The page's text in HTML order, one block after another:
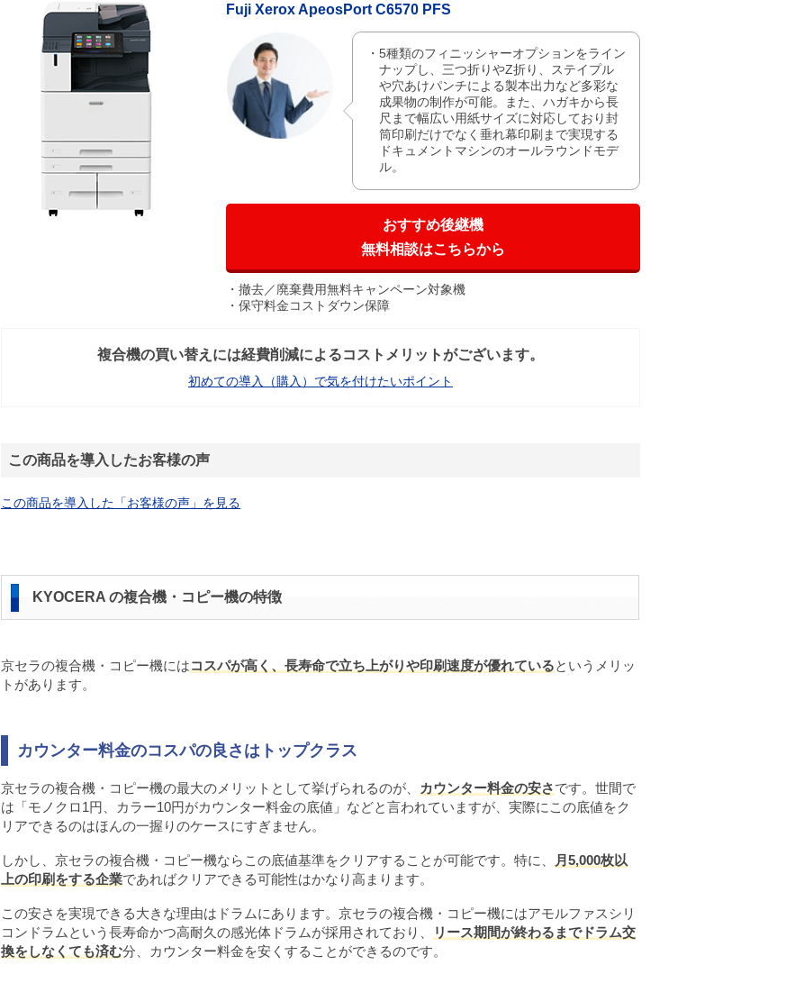
Fuji Xerox ApeosPort C6570 PFS
5種類のフィニッシャーオプションをライン
ナップし、三つ折りやZ折り、ステイプル
や穴あけパンチによる製本出力など多彩な
成果物の制作が可能。また、ハガキから長
尺まで幅広い用紙サイズに対応しており封
筒印刷だけでなく垂れ幕印刷まで実現する
ドキュメントマシンのオールラウンドモデ
ル。
おすすめ後継機
無料相談はこちらから
撤去／廃棄費用無料キャンペーン対象機
保守料金コストダウン保障
複合機の買い替えには経費削減によるコストメリットがございます。
初めての導入（購入）で気を付けたいポイント
この商品を導入したお客様の声
この商品を導入した「お客様の声」を見る
KYOCERA の複合機・コピー機の特徴
京セラの複合機・コピー機にはコスパが高く、長寿命で立ち上がりや印刷速度が優れているというメリッ
トがあります。
カウンター料金のコスパの良さはトップクラス
京セラの複合機・コピー機の最大のメリットとして挙げられるのが、 カウンター料金の安さです。世間で
は「モノクロ1円、カラー10円がカウンター料金の底値」などと言われていますが、実際にこの底値をク
リアできるのはほんの一握りのケースにすぎません。
しかし、京セラの複合機・コピー機ならこの底値基準をクリアすることが可能です。特に、
月5,000枚以
上の印刷をする企業であればクリアできる可能性はかなり高まります。
この安さを実現できる大きな理由はドラムにあります。京セラの複合機・コピー機にはアモルファスシリ
コンドラムという長寿命かつ高耐久の感光体ドラムが採用されており、
リース期間が終わるまでドラム交
換をしなくても済む分、カウンター料金を安くすることができるのです。